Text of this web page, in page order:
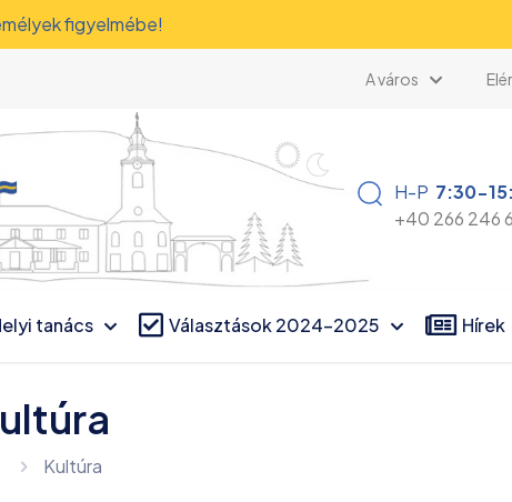
figyelmébe!
A város
H-P 7:30-
+40 266 246
tanács Választások 2024-2025 Hírek
Kultúra